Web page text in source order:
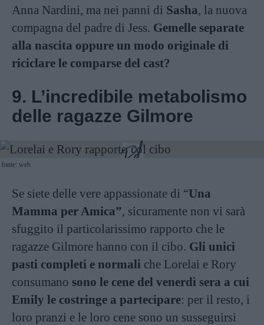
Anna Nardini, ma nei panni di Sasha, la nuova
compagna del padre di Jess. Gemelle separate
alla nascita oppure un modo originale di
riciclare le comparse del cast?
9. L’incredibile metabolismo
delle ragazze Gilmore
fonte: web
Se siete delle vere appassionate di “Una
Mamma per Amica”, sicuramente non vi sarà
sfuggito il particolarissimo rapporto che le
ragazze Gilmore hanno con il cibo. Gli unici
pasti completi e normali che Lorelai e Rory
consumano sono le cene del venerdì sera a cui
Emily le costringe a partecipare: per il resto, i
loro pranzi e le loro cene sono un susseguirsi